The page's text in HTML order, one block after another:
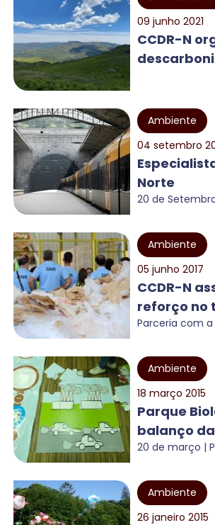
09 junho 2021
CCDR-N
Ambiente
04 setembro
Norte
20 de
Ambiente
05 junho 2017
CCDR-N
reforço no
Parceria com a
Ambiente
18 março 2015
Parque
balanço
20 de março |
Ambiente
26 janeiro 2015